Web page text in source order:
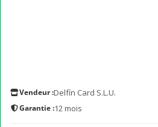
Vendeur :Delfín Card S.L.U.
Garantie :12 mois